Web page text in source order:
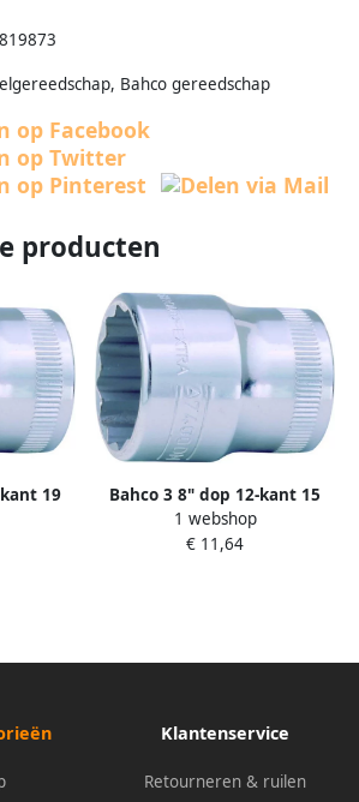
Bahco gereedschap
producten
19
Bahco 3 8" dop 12-kant 15
mm | A7400DM-15
1 webshop
€ 11,64
Klantenservice
Retourneren & ruilen